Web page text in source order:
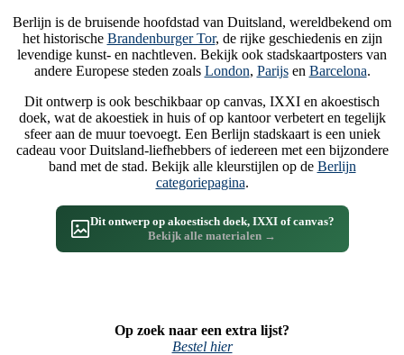
Berlijn is de bruisende hoofdstad van Duitsland, wereldbekend om
het historische Brandenburger Tor, de rijke geschiedenis en zijn
levendige kunst- en nachtleven. Bekijk ook stadskaartposters van
andere Europese steden zoals London, Parijsen Barcelona.
Dit ontwerp is ook beschikbaar op canvas, IXXI en akoestisch
doek, wat de akoestiek in huis of op kantoor verbetert en tegelijk
sfeer aan de muur toevoegt. Een Berlijn stadskaart is een uniek
cadeau voor Duitsland-liefhebbers of iedereen met een bijzondere
band met de stad. Bekijk alle kleurstijlen op de Berlijn
categoriepagina.
Dit ontwerp op akoestisch doek, IXXI of canvas?
Bekijk alle materialen →
Op zoek naar een extra lijst?
Bestel hier